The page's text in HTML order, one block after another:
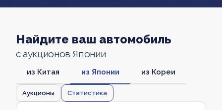
Найдите ваш автомобиль
с аукционов Японии
из Китая из Японии из Кореи
Аукционы Статистика